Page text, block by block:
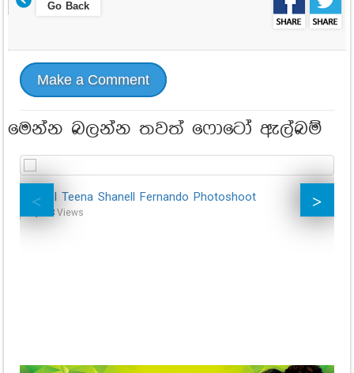
Go Back
Make a Comment
මෙන්න බලන්න තවත් ෆොටෝ ඇල්බම්
Model Teena Shanell Fernando Photoshoot
24,813 Views